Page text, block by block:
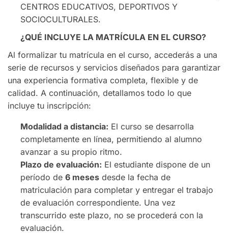
CENTROS EDUCATIVOS, DEPORTIVOS Y
SOCIOCULTURALES.
¿QUÉ INCLUYE LA MATRÍCULA EN EL CURSO?
Al formalizar tu matrícula en el curso, accederás a una
serie de recursos y servicios diseñados para garantizar
una experiencia formativa completa, flexible y de
calidad. A continuación, detallamos todo lo que
incluye tu inscripción:
Modalidad a distancia: El curso se desarrolla
completamente en línea, permitiendo al alumno
avanzar a su propio ritmo.
Plazo de evaluación: El estudiante dispone de un
período de 6 meses desde la fecha de
matriculación para completar y entregar el trabajo
de evaluación correspondiente. Una vez
transcurrido este plazo, no se procederá con la
evaluación.